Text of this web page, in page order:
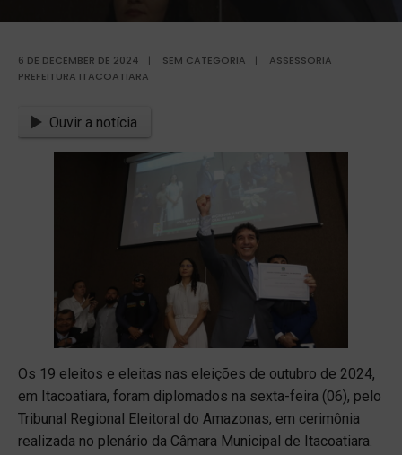
6 DE DECEMBER DE 2024 | SEM CATEGORIA |
ASSESSORIA
PREFEITURA ITACOATIARA
Ouvir a notícia
Os 19 eleitos e eleitas nas eleições de outubro de 2024,
em Itacoatiara, foram diplomados na sexta-feira (06), pelo
Tribunal Regional Eleitoral do Amazonas, em cerimônia
realizada no plenário da Câmara Municipal de Itacoatiara.